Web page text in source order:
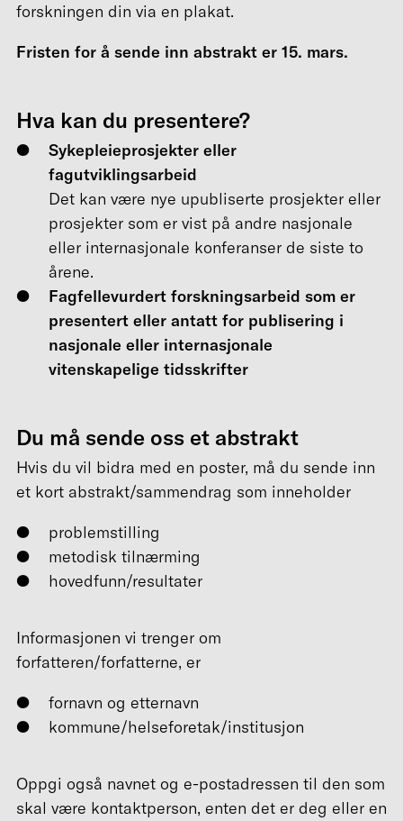
forskningen din via en plakat.
Fristen for å sende inn abstrakt er 15. mars.
Hva kan du presentere?
Sykepleieprosjekter eller
fagutviklingsarbeid
Det kan være nye upubliserte prosjekter eller
prosjekter som er vist på andre nasjonale
eller internasjonale konferanser de siste to
årene.
Fagfellevurdert forskningsarbeid som er
presentert eller antatt for publisering i
nasjonale eller internasjonale
vitenskapelige tidsskrifter
Du må sende oss et abstrakt
Hvis du vil bidra med en poster, må du sende inn
et kort abstrakt/sammendrag som inneholder
problemstilling
metodisk tilnærming
hovedfunn/resultater
Informasjonen vi trenger om
forfatteren/forfatterne, er
fornavn og etternavn
kommune/helseforetak/institusjon
Oppgi også navnet og e-postadressen til den som
skal være kontaktperson, enten det er deg eller en